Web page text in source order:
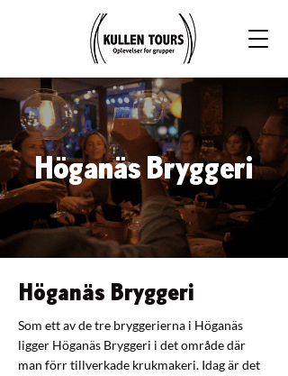
Höganäs Bryggeri
Höganäs Bryggeri
Som ett av de tre bryggerierna i Höganäs
ligger Höganäs Bryggeri i det område där
man förr tillverkade krukmakeri. Idag är det